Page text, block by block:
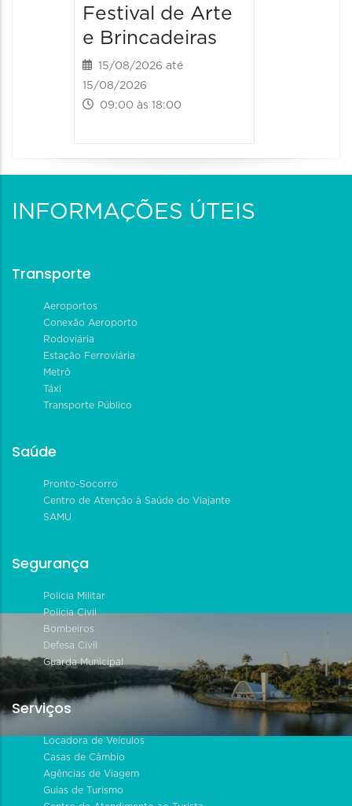
Festival de Arte
e Brincadeiras
15/08/2026 até
15/08/2026
09:00 às 18:00
INFORMAÇÕES ÚTEIS
Transporte
Aeroportos
Conexão Aeroporto
Rodoviária
Estação Ferroviária
Metrô
Táxi
Transporte Público
Saúde
Pronto-Socorro
Centro de Atenção à Saúde do Viajante
SAMU
Segurança
Polícia Militar
Polícia Civil
Bombeiros
Defesa Civil
Guarda Municipal
Serviços
Locadora de Veículos
Casas de Câmbio
Agências de Viagem
Guias de Turismo